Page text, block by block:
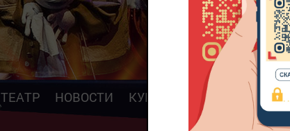
8
93
ТЕАТР НОВОСТИ КУПИТЬ БИЛЕТ